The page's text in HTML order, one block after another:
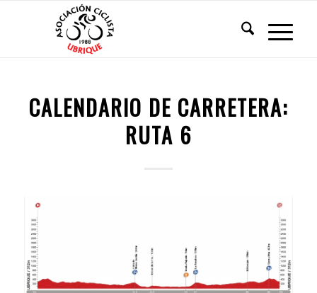
CALENDARIO DE CARRETERA:
RUTA 6